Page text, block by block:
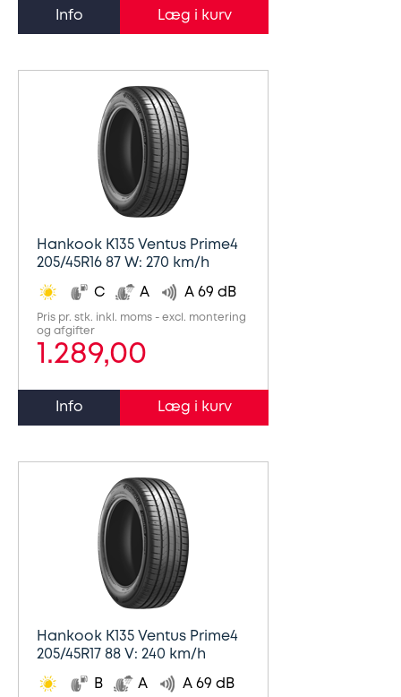
Info
Hankook K135 Ventus Prime4
205/45R16 87 W: 270 km/h
C A A 69 dB
Pris pr. stk. inkl. moms - excl. montering
og afgifter
1.289,00
Info
Hankook K135 Ventus Prime4
205/45R17 88 V: 240 km/h
B A A 69 dB